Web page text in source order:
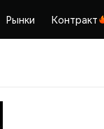
Рынки Контракт